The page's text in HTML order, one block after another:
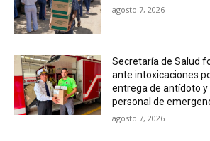
agosto 7, 2026
Secretaría de Salud
ante intoxicaciones
entrega de antídoto y
personal de
agosto 7, 2026